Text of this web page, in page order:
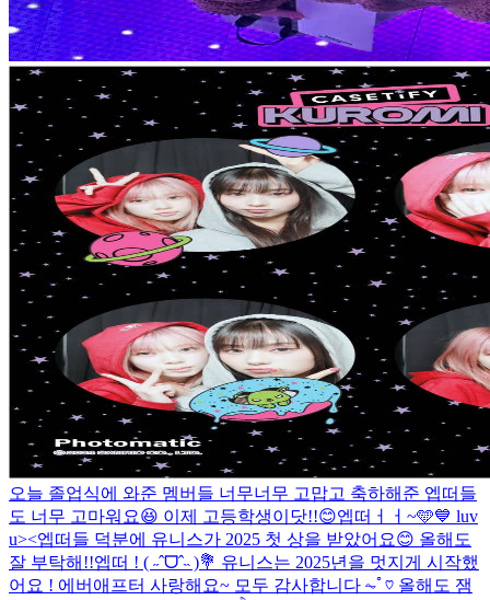
오늘 졸업식에 와준 멤버들 너무너무 고맙고 축하해준 엡떠들
도 너무 고마워요😆 이제 고등학생이닷!!😊엡떠ㅓㅓ~🩵💙 luv
u><엡떠들 덕분에 유니스가 2025 첫 상을 받았어요😊 올해도
잘 부탁해!!엡떠 ! ( ˶ˆᗜˆ˵ )💐 유니스는 2025년을 멋지게 시작했
어요 ! 에버애프터 사랑해요~ 모두 감사합니다 ⏦ﾟ♡︎ 올해도 잼